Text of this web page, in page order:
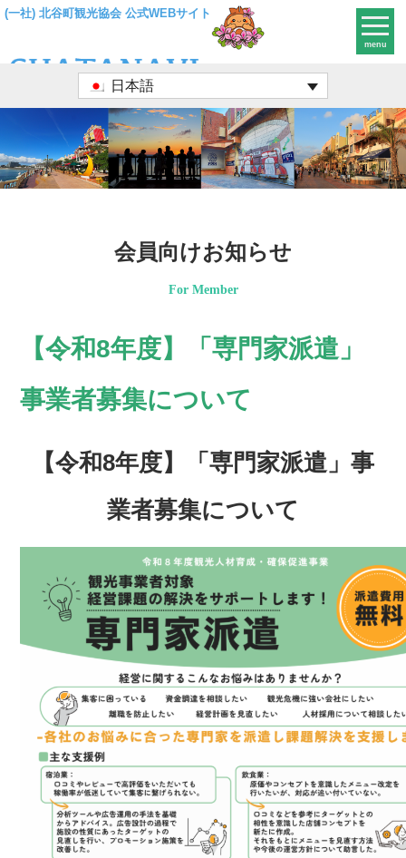
(一社) 北谷町観光協会 公式WEBサイト
日本語
menu
会員向けお知らせ
For Member
【令和8年度】「専門家派遣」
事業者募集について
【令和8年度】「専門家派遣」事
業者募集について